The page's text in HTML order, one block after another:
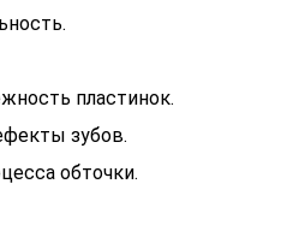
пластинок.
зубов.
обточки.